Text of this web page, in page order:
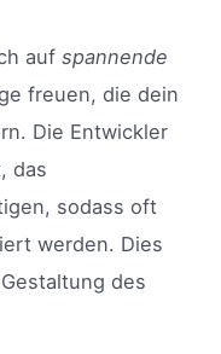
auf spannende
freuen, die dein
Die Entwickler
das
sodass oft
werden. Dies
des